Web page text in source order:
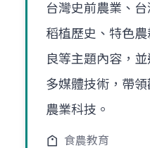
台灣史前農業、
稻植歷史、特色
良等主題內容，
多媒體技術，帶
農業科技。
食農教育